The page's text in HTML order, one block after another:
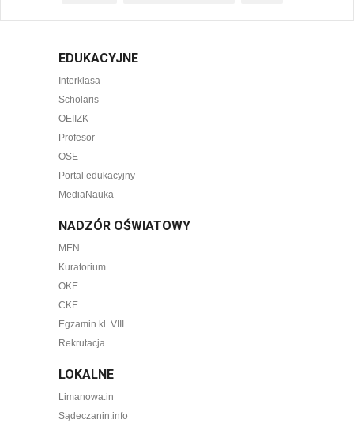
EDUKACYJNE
Interklasa
Scholaris
OEIIZK
Profesor
OSE
Portal edukacyjny
MediaNauka
NADZÓR OŚWIATOWY
MEN
Kuratorium
OKE
CKE
Egzamin kl. VIII
Rekrutacja
LOKALNE
Limanowa.in
Sądeczanin.info